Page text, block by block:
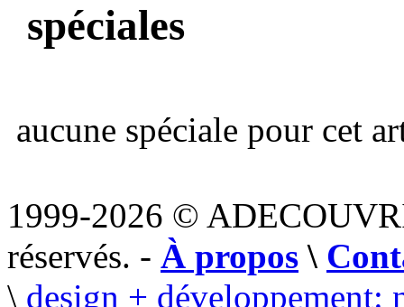
spéciales
aucune spéciale pour cet
1999-2026 ©
réservés. - À propos \
\ design + développement: